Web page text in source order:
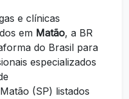
e clínicas
em Matão, a BR
do Brasil para
especializados
(SP) listados